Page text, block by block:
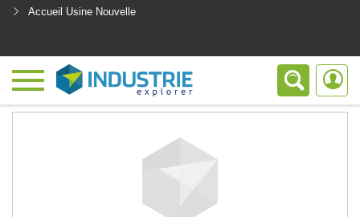
Accueil Usine Nouvelle